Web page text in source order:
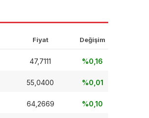
Fiyat Değişim
47,7111 %0,16
55,0400 %0,01
64,2669 %0,10